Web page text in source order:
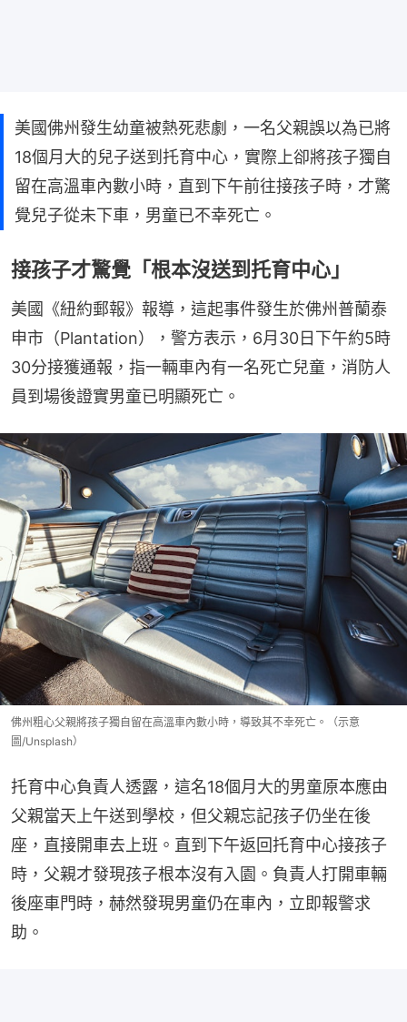
美國佛州發生幼童被熱死悲劇，一名父親誤以為已將
18個月大的兒子送到托育中心，實際上卻將孩子獨自
留在高溫車內數小時，直到下午前往接孩子時，才驚
覺兒子從未下車，男童已不幸死亡。
接孩子才驚覺「根本沒送到托育中心」
美國《紐約郵報》報導，這起事件發生於佛州普蘭泰
申市（Plantation），警方表示，6月30日下午約5時
30分接獲通報，指一輛車內有一名死亡兒童，消防人
員到場後證實男童已明顯死亡。
佛州粗心父親將孩子獨自留在高溫車內數小時，導致其不幸死亡。（示意
圖/Unsplash）
托育中心負責人透露，這名18個月大的男童原本應由
父親當天上午送到學校，但父親忘記孩子仍坐在後
座，直接開車去上班。直到下午返回托育中心接孩子
時，父親才發現孩子根本沒有入園。負責人打開車輛
後座車門時，赫然發現男童仍在車內，立即報警求
助。